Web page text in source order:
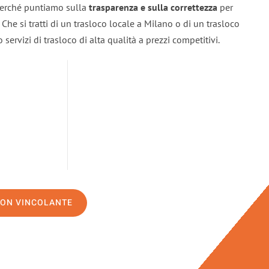
puntiamo sulla trasparenza e sulla correttezza per
si tratti di un trasloco locale a Milano o di un trasloco
servizi di trasloco di alta qualità a prezzi competitivi.
VINCOLANTE